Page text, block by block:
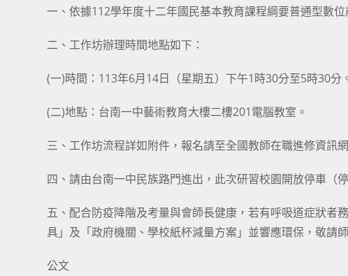
一、依據112學年度十二年國民基本教育課程綱要普通型數位
二、工作坊辦理時間地點如下：
(一)時間：113年6月14日（星期五）下午1時30分至5時30分
(二)地點：台南一中藝術教育大樓二樓201電腦教室。
三、工作坊流程詳如附件，報名請至全國教師在職進修資
四、請由台南一中民族路門進出，此次研習校園開放停車（
五、配合防疫降階及考量與會師長健康，若有呼吸道症狀者
具」及「政府機關、學校紙杯減量方案」並響應環保，敬請
公文